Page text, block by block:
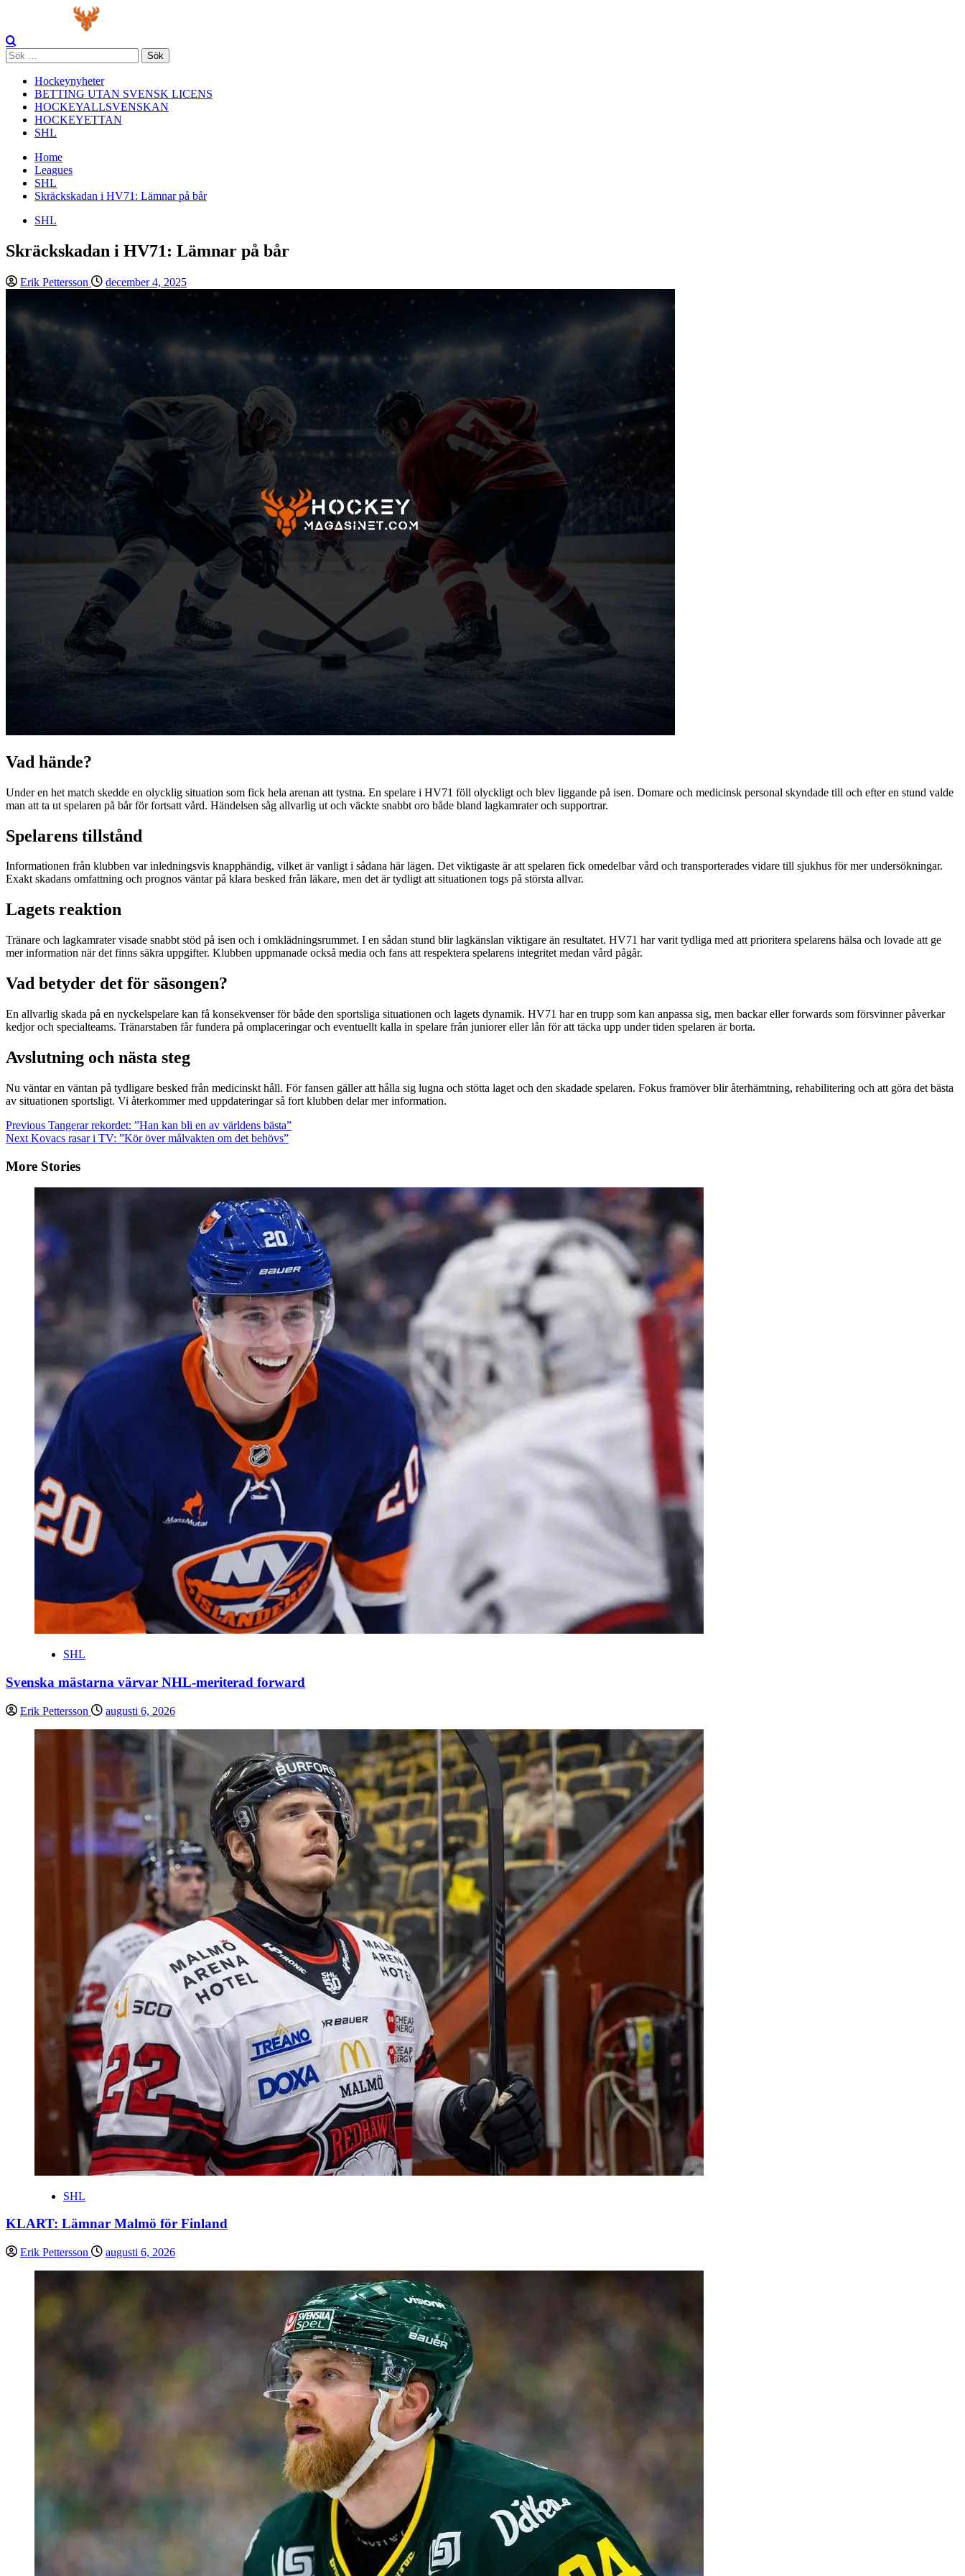
content
Sök
efter:
Hockeynyheter
BETTING UTAN SVENSK LICENS
HOCKEYALLSVENSKAN
HOCKEYETTAN
SHL
Home
Leagues
SHL
Skräckskadan i HV71: Lämnar på bår
SHL
Skräckskadan i HV71: Lämnar på bår
Erik Pettersson december 4, 2025
Vad hände?
Under en het match skedde en olycklig situation som fick hela arenan att tystna. En spelare i HV71 föll olyckligt och blev liggande på isen. Domare och medicinsk personal skyndade till och efter en stund valde
man att ta ut spelaren på bår för fortsatt vård. Händelsen såg allvarlig ut och väckte snabbt oro både bland lagkamrater och supportrar.
Spelarens tillstånd
Informationen från klubben var inledningsvis knapphändig, vilket är vanligt i sådana här lägen. Det viktigaste är att spelaren fick omedelbar vård och transporterades vidare till sjukhus för mer undersökningar.
Exakt skadans omfattning och prognos väntar på klara besked från läkare, men det är tydligt att situationen togs på största allvar.
Lagets reaktion
Tränare och lagkamrater visade snabbt stöd på isen och i omklädningsrummet. I en sådan stund blir lagkänslan viktigare än resultatet. HV71 har varit tydliga med att prioritera spelarens hälsa och lovade att ge
mer information när det finns säkra uppgifter. Klubben uppmanade också media och fans att respektera spelarens integritet medan vård pågår.
Vad betyder det för säsongen?
En allvarlig skada på en nyckelspelare kan få konsekvenser för både den sportsliga situationen och lagets dynamik. HV71 har en trupp som kan anpassa sig, men backar eller forwards som försvinner påverkar
kedjor och specialteams. Tränarstaben får fundera på omplaceringar och eventuellt kalla in spelare från juniorer eller lån för att täcka upp under tiden spelaren är borta.
Avslutning och nästa steg
Nu väntar en väntan på tydligare besked från medicinskt håll. För fansen gäller att hålla sig lugna och stötta laget och den skadade spelaren. Fokus framöver blir återhämtning, rehabilitering och att göra det bästa
av situationen sportsligt. Vi återkommer med uppdateringar så fort klubben delar mer information.
Continue
Reading
Previous Tangerar rekordet: ”Han kan bli en av världens bästa”
Next Kovacs rasar i TV: ”Kör över målvakten om det behövs”
More Stories
SHL
Svenska mästarna värvar NHL-meriterad forward
Erik Pettersson augusti 6, 2026
SHL
KLART: Lämnar Malmö för Finland
Erik Pettersson augusti 6, 2026